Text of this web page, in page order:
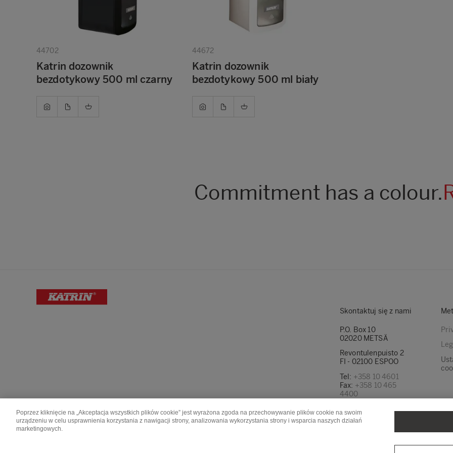
44702
Katrin dozownik
bezdotykowy 500 ml czarny
44672
Katrin dozownik
bezdotykowy 500 ml biały
Commitment has a colour.
Katrin is made by Metsä Group.
Skontaktuj się z nami
P.O. Box 10
02020 METSÄ
Revontulenpuisto 2
FI - 02100 ESPOO
Tel: +358 10 4601
Fax: +358 10 465
4400
Znajdź nasze adresy
e-mail tutaj
Poprzez kliknięcie na „Akceptacja wszystkich plików cookie” jest wyrażona zgoda na przechowywanie plików cookie na swoim
urządzeniu w celu usprawnienia korzystania z nawigacji strony, analizowania wykorzystania strony i wsparcia naszych działań
marketingowych.